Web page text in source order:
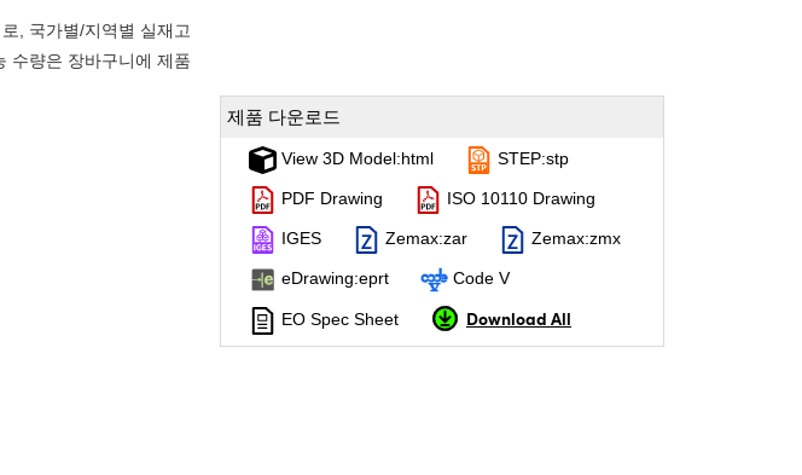
, 국가별/지역별 실재고
수량은 장바구니에 제품
제품 다운로드
View 3D Model:html STEP:stp
PDF Drawing ISO 10110 Drawing
IGES Zemax:zar Zemax:zmx
eDrawing:eprt Code V
EO Spec Sheet Download All